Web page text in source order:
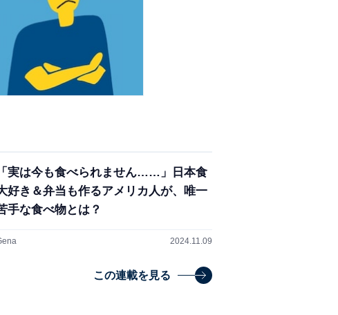
「実は今も食べられません……」日本食
好き＆弁当も作るアメリカ人が、唯一
手な食べ物とは？
2024.11.09
この連載を見る